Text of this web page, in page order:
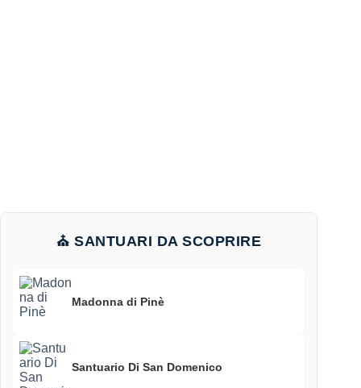
⛪ SANTUARI DA SCOPRIRE
Madonna di Pinè
Santuario Di San Domenico